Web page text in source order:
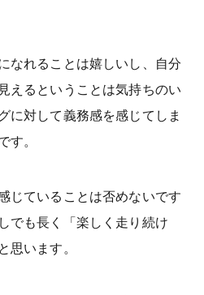
なれることは嬉しいし、自分
えるということは気持ちのい
に対して義務感を感じてしま
す。
じていることは否めないです
でも長く「楽しく走り続け
思います。